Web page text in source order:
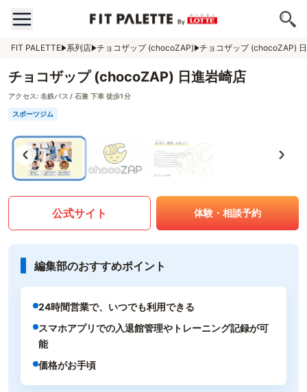
FIT PALETTE 系列店 チョコザップ (chocoZAP) チョコザップ (chocoZAP)
チョコザップ (chocoZAP) 日進岩崎店
アクセス: 名鉄バス / 石兼 下車 徒歩1分
スポーツジム
公式サイト 体験・相談予約
編集部のおすすめポイント
24時間営業で、いつでも利用できる
スマホアプリでの入退館管理やトレーニング記録が可
能
価格がお手頃